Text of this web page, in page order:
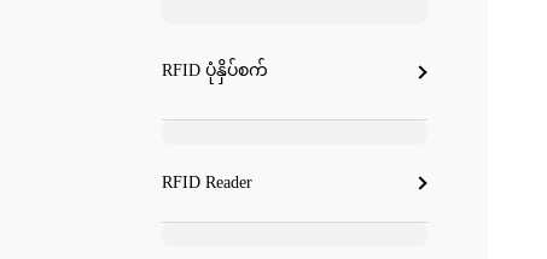
RFID ပုံနှိပ်စက်
RFID Reader